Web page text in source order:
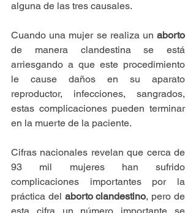
alguna de las tres causales.
Cuando una mujer se realiza un aborto
de manera clandestina se está
arriesgando a que este procedimiento
le cause daños en su aparato
reproductor, infecciones, sangrados,
estas complicaciones pueden terminar
en la muerte de la paciente.
Cifras nacionales revelan que cerca de
93 mil mujeres han sufrido
complicaciones importantes por la
práctica del aborto clandestino, pero de